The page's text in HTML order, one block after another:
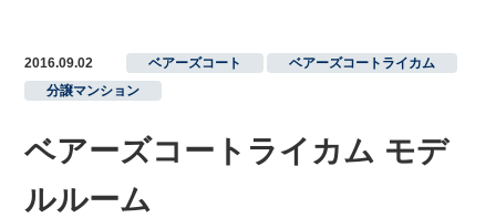
2016.09.02 ベアーズコート ベアーズコートライカム
分譲マンション
ベアーズコートライカム モデ
ルルーム